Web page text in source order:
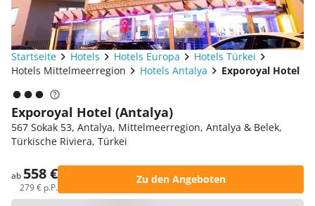
Startseite Hotels Hotels Europa
Hotels Türkei
Hotels Mittelmeerregion
Hotels Antalya Exporoyal Hotel
Exporoyal Hotel (Antalya)
567 Sokak 53, Antalya, Mittelmeerregion, Antalya & Belek,
Türkische Riviera, Türkei
ab 558 €
279 € p.P.
Zu den Angeboten